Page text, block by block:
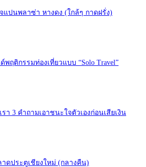
ปนพลาซ่า หางดง (ใกล้ๆ กาดฝรั่ง)
พฤติกรรมท่องเที่ยวแบบ “Solo Travel”
า 3 คำถามเอาชนะใจตัวเองก่อนเสียเงิน
ดประตูเชียงใหม่ (กลางคืน)